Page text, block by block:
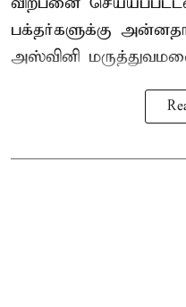
பக்தர்களுக்கு
அஸ்வினி